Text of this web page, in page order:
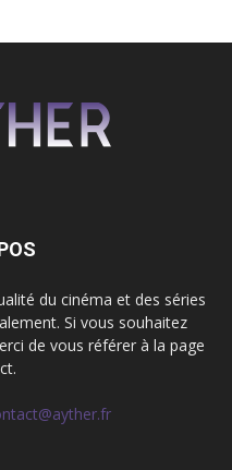
du cinéma et des séries
Si vous souhaitez
de vous référer à la page